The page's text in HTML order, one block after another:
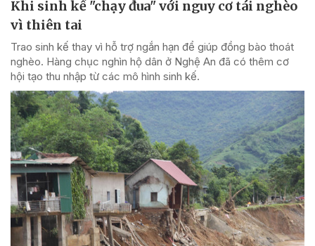
Khi sinh kế "chạy đua" với nguy cơ tái nghèo
vì thiên tai
Trao sinh kế thay vì hỗ trợ ngắn hạn để giúp đồng bào thoát
nghèo. Hàng chục nghìn hộ dân ở Nghệ An đã có thêm cơ
hội tạo thu nhập từ các mô hình sinh kế.